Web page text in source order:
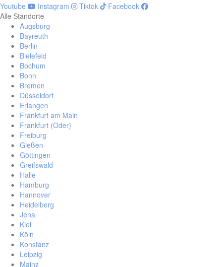
Youtube
Instagram Tiktok
Facebook
Alle Standorte
Augsburg
Bayreuth
Berlin
Bielefeld
Bochum
Bonn
Bremen
Düsseldorf
Erlangen
Frankfurt am Main
Frankfurt (Oder)
Freiburg
Gießen
Göttingen
Greifswald
Halle
Hamburg
Hannover
Heidelberg
Jena
Kiel
Köln
Konstanz
Leipzig
Mainz